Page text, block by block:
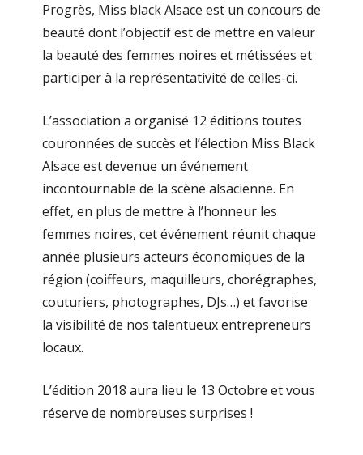
Progrès, Miss black Alsace est un concours de
beauté dont l’objectif est de mettre en valeur
la beauté des femmes noires et métissées et
participer à la représentativité de celles-ci.
L’association a organisé 12 éditions toutes
couronnées de succès et l’élection Miss Black
Alsace est devenue un événement
incontournable de la scène alsacienne. En
effet, en plus de mettre à l’honneur les
femmes noires, cet événement réunit chaque
année plusieurs acteurs économiques de la
région (coiffeurs, maquilleurs, chorégraphes,
couturiers, photographes, DJs…) et favorise
la visibilité de nos talentueux entrepreneurs
locaux.
L’édition 2018 aura lieu le 13 Octobre et vous
réserve de nombreuses surprises !